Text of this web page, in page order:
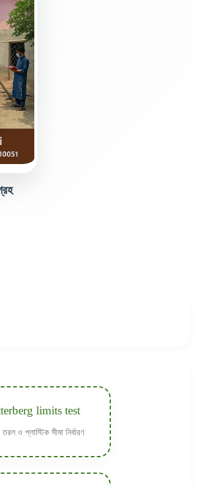
limits test
তরল ও প্লাস্টিক সীমা নির্ধারণ